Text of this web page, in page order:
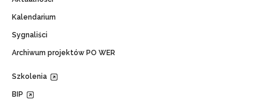
Kalendarium
Sygnaliści
Archiwum projektów PO WER
Szkolenia
BIP